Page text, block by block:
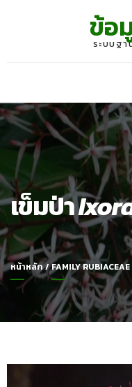
ข้อ
ระบบฐ
เข็มป่า
หน้าหลัก/FAMILY RUBIACEAE